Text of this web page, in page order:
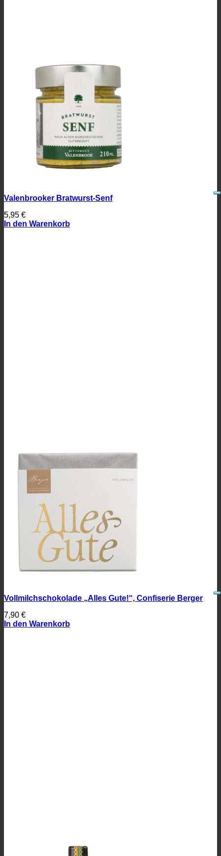
Valenbrooker Bratwurst-Senf
5,95 €
In den Warenkorb
Vollmilchschokolade „Alles Gute!“, Confiserie Berger
7,90 €
In den Warenkorb